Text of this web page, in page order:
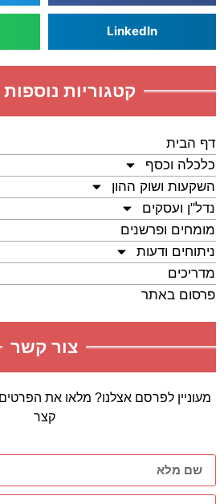
LinkedIn
קטגוריות
דף הבית
כלכלה וכסף
השקעות ושוק ההון
נדל"ן ועסקים
מומחים ופרשנים
ניתוחים ודעות
מדריכים
פרסום באתר
צור קשר
מעוניין לפרסם אצלנו? מלאו את
קצר